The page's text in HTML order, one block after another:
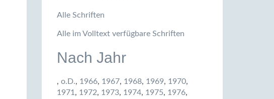
Alle Schriften
Alle im Volltext verfügbare Schriften
Nach Jahr
, o.D., 1966, 1967, 1968, 1969, 1970,
1971 , 1972, 1973, 1974, 1975, 1976,